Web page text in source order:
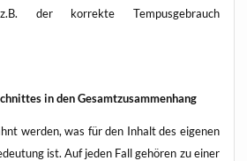
der kor­rek­te Tem­pus­ge­brauch
in den Gesamtzusammenhang
wer­den, was für den Inhalt des eige­nen
ist. Auf jeden Fall gehö­ren zu einer